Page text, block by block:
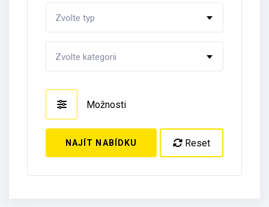
Zvolte typ
Zvolte kategorii
Možnosti
NAJÍT NABÍDKU Reset